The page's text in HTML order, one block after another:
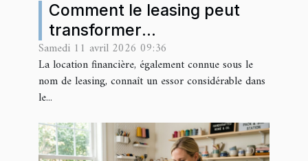
Comment le leasing peut
transformer
l'investissement en
équipement professionnel ?
Samedi 11 avril 2026 09:36
La location financière, également connue sous le
nom de leasing, connaît un essor considérable dans
le...